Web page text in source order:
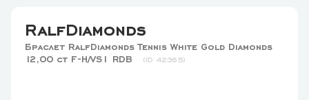
RalfDiamonds
Браслет RalfDiamonds Tennis White Gold Diamonds
12,00 ct F-H/VS1 RDB
42365